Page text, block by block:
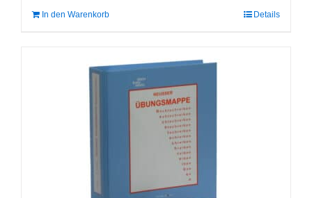
In den Warenkorb Details